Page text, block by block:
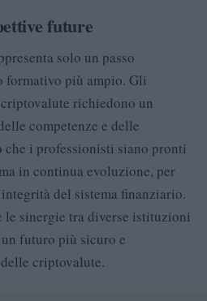
future
solo un passo
formativo più ampio. Gli
richiedono un
competenze e delle
che i professionisti siano pronti
in continua evoluzione, per
del sistema finanziario.
le sinergie tra diverse istituzioni
futuro più sicuro e
criptovalute.